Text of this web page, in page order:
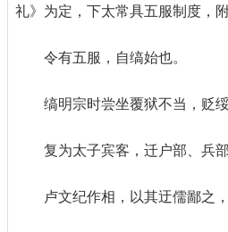
礼》为定，下太常具五服制度，
令有五服，自缟始也。
缟明宗时尝坐覆狱不当，贬绥
复为太子宾客，迁户部、兵部
卢文纪作相，以其迂儒鄙之